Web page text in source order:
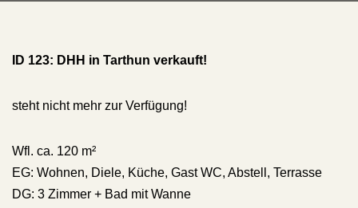
ID 123: DHH in Tarthun verkauft!
steht nicht mehr zur Verfügung!
Wfl. ca. 120 m²
EG: Wohnen, Diele, Küche, Gast WC, Abstell, Terrasse
DG: 3 Zimmer + Bad mit Wanne